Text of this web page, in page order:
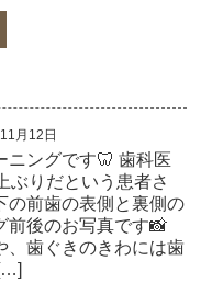
月12日
ニングです🦷 歯科医
ぶりだという患者さ
前歯の表側と裏側の
前後のお写真です📸
、歯ぐきのきわには歯